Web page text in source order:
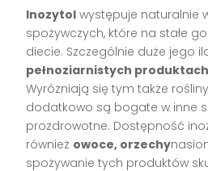
Inozytol występuje naturalnie
spożywczych, które na stałe
diecie. Szczególnie duże jego
pełnoziarnistych
Wyróżniają się tym także
dodatkowo są bogate w inne
prozdrowotne. Dostępność
również owoce, orzechy
spożywanie tych produktów